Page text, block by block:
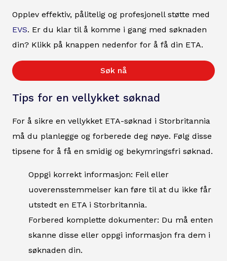
Opplev effektiv, pålitelig og profesjonell støtte med
EVS. Er du klar til å komme i gang med søknaden
din? Klikk på knappen nedenfor for å få din ETA.
Søk nå
Tips for en vellykket søknad
For å sikre en vellykket ETA-søknad i Storbritannia
må du planlegge og forberede deg nøye. Følg disse
tipsene for å få en smidig og bekymringsfri søknad.
Oppgi korrekt informasjon: Feil eller
uoverensstemmelser kan føre til at du ikke får
utstedt en ETA i Storbritannia.
Forbered komplette dokumenter: Du må enten
skanne disse eller oppgi informasjon fra dem i
søknaden din.